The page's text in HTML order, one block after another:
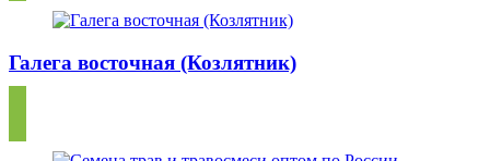
Галега восточная (Козлятник)